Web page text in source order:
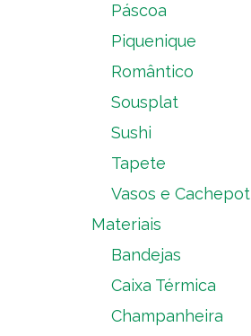
Páscoa
Piquenique
Romântico
Sousplat
Sushi
Tapete
Vasos e Cachepot
Materiais
Bandejas
Caixa Térmica
Champanheira